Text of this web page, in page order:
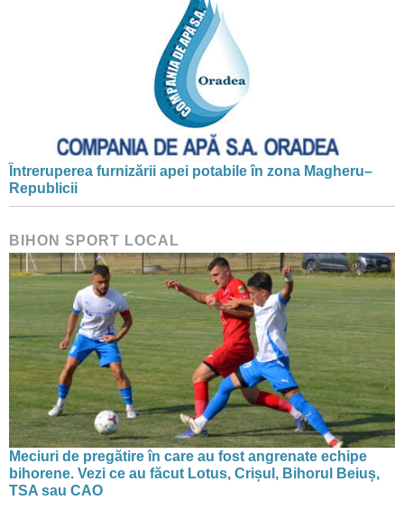
Întreruperea furnizării apei potabile în zona Magheru–
Republicii
BIHON SPORT LOCAL
Meciuri de pregătire în care au fost angrenate echipe
bihorene. Vezi ce au făcut Lotus, Crișul, Bihorul Beiuș,
TSA sau CAO